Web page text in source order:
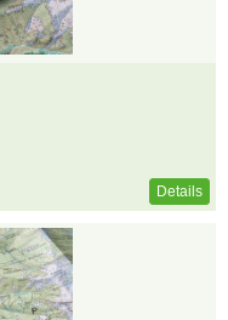
Details